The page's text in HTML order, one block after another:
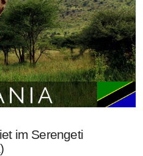
im Serengeti